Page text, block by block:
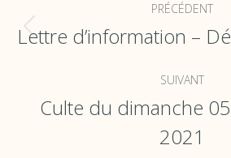
de
commentaire
PRÉCÉDENT
Onglet
Lettre d’information –
SUIVANT
suivant
Culte du dimanche
2021